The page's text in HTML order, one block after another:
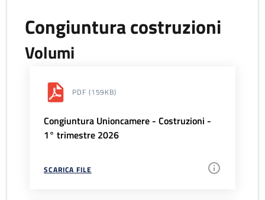
Congiuntura costruzioni
Volumi
PDF (159KB)
Congiuntura Unioncamere - Costruzioni -
1° trimestre 2026
SCARICA FILE